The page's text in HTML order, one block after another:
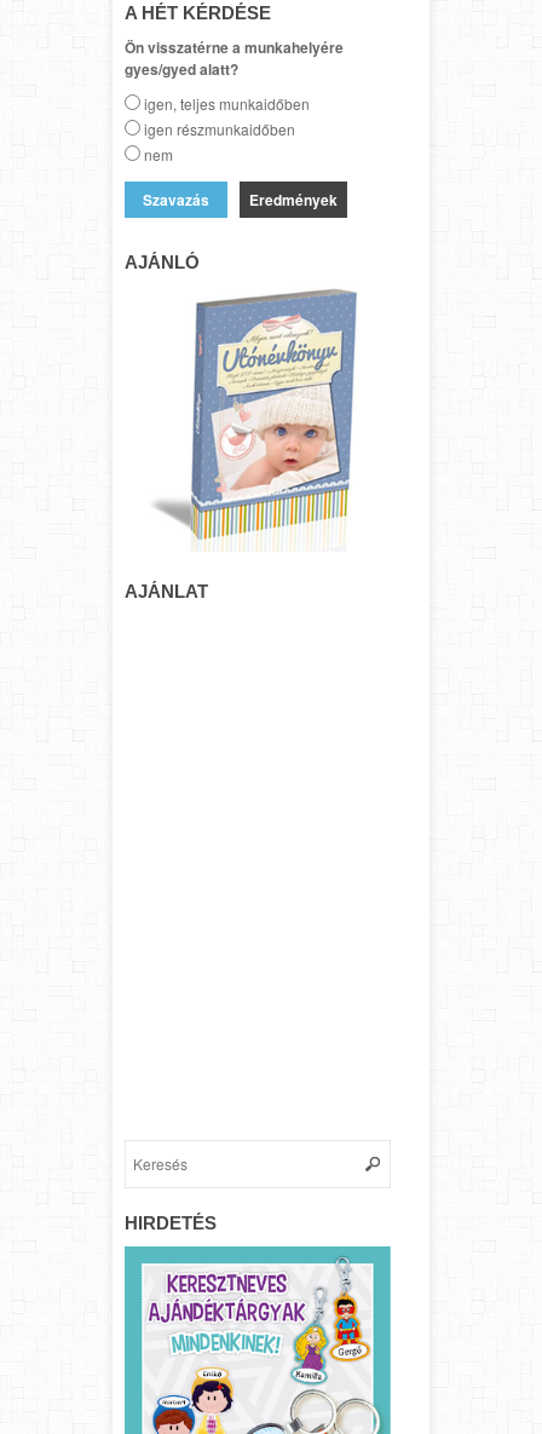
A HÉT KÉRDÉSE
Ön visszatérne a munkahelyére
gyes/gyed alatt?
igen, teljes munkaidőben
igen részmunkaidőben
nem
Eredmények
AJÁNLÓ
AJÁNLAT
HIRDETÉS